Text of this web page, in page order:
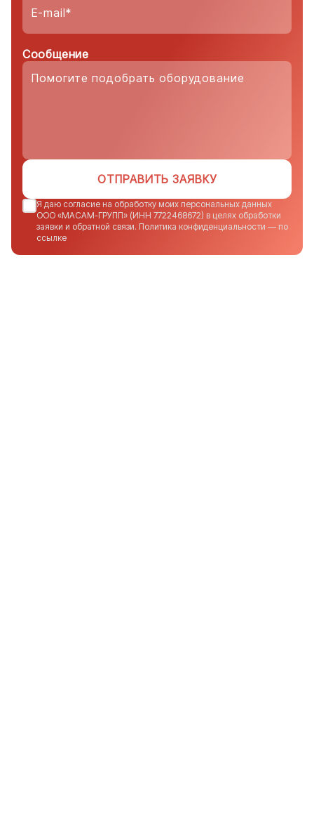
Сообщение
ОТПРАВИТЬ ЗАЯВКУ
Я даю согласие на обработку моих персональных данных
ООО «МАСАМ-ГРУПП» (ИНН 7722468672) в целях обработки
заявки и обратной связи. Политика конфиденциальности — по
ссылке